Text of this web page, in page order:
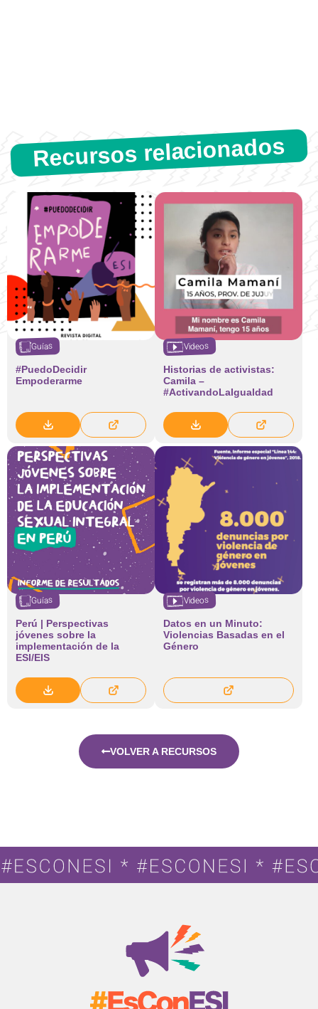
Recursos relacionados
Guías
#PuedoDecidir
Empoderarme
Videos
Historias de activistas:
Camila –
#ActivandoLaIgualdad
Guías
Perú | Perspectivas
jóvenes sobre la
implementación de la
ESI/EIS
Videos
Datos en un Minuto:
Violencias Basadas en el
Género
VOLVER A RECURSOS